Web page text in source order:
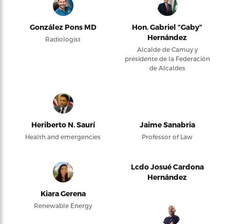
González Pons MD
Radiologist
Hon. Gabriel “Gaby”
Hernández
Alcalde de Camuy y
presidente de la Federación
de Alcaldes
Heriberto N. Saurí
Health and emergencies
Jaime Sanabria
Professor of Law
Kiara Gerena
Renewable Energy
Lcdo Josué Cardona
Hernández